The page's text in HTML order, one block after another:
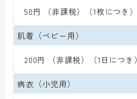
50円 （非課税）（1枚につき）
肌着（ベビー用）
200円 （非課税）（1日につき）
病衣（小児用）